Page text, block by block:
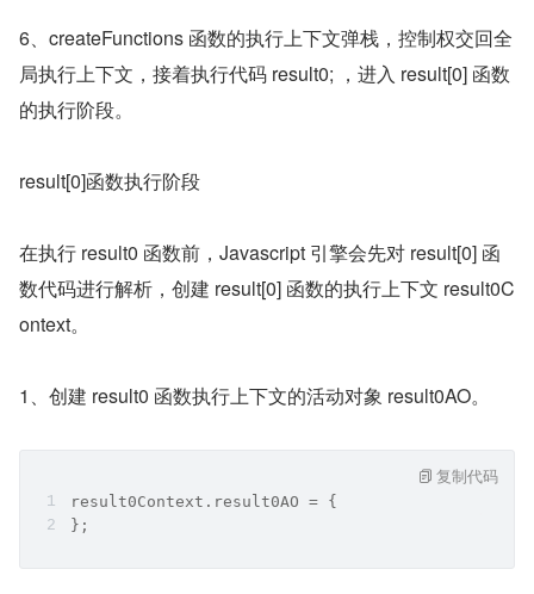
6、createFunctions 函数的执行上下文弹栈，控制权交回全
局执行上下文，接着执行代码 result0; ，进入 result[0] 函数
的执行阶段。
result[0]函数执行阶段
在执行 result0 函数前，Javascript 引擎会先对 result[0] 函
数代码进行解析，创建 result[0] 函数的执行上下文 result0C
ontext。
1、创建 result0 函数执行上下文的活动对象 result0AO。
result0Context.result0AO = {
};
复制代码